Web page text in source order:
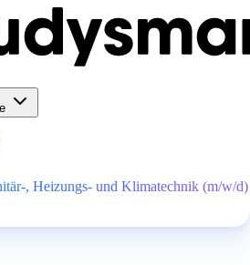
, Heizungs- und Klimatechnik (m/w/d)